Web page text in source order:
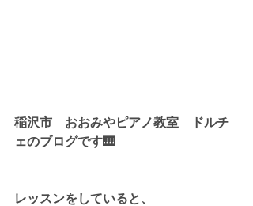
稲沢市　おおみやピアノ教室　ドルチ
ェのブログです🎹
レッスンをしていると、